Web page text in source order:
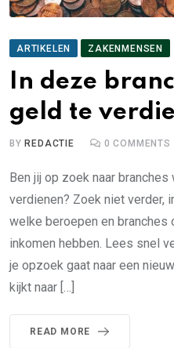
ARTIKELEN ZAKENMENSEN
In deze
geld te
BY REDACTIE 0 COMMENTS
Ben jij op zoek naar
verdienen? Zoek niet verder,
welke beroepen en branches
inkomen hebben. Lees snel
je opzoek gaat naar een
kijkt naar […]
READ MORE